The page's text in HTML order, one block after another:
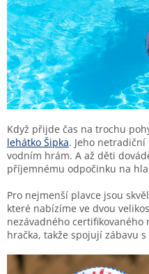
Když přijde čas na trochu
lehátko Šipka. Jeho
vodním hrám. A až děti
příjemnému odpočinku na
Pro nejmenší plavce jsou
které nabízíme ve dvou
nezávadného certifikovaného
hračka, takže spojují zábavu